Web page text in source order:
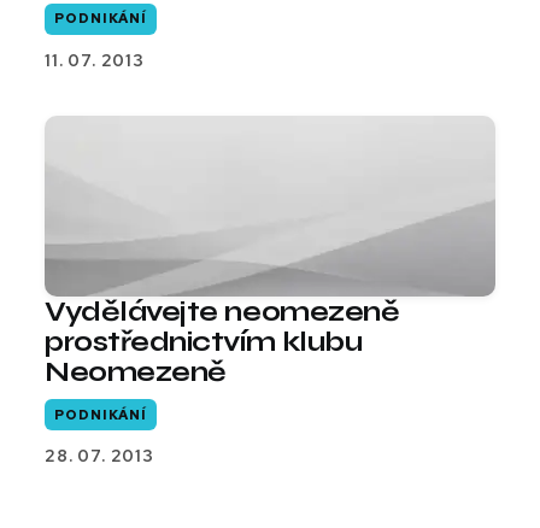
PODNIKÁNÍ
11. 07. 2013
Vydělávejte neomezeně
prostřednictvím klubu
Neomezeně
PODNIKÁNÍ
28. 07. 2013